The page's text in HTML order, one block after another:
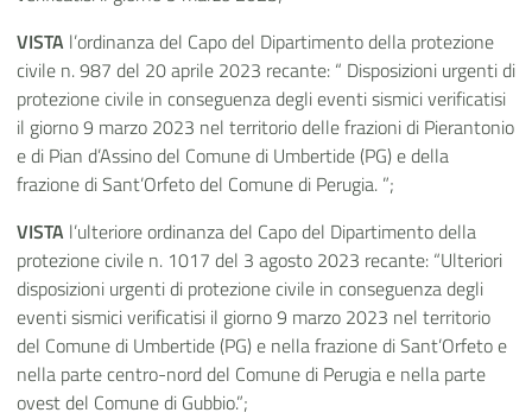
VISTA l’ordinanza del Capo del Dipartimento della protezione
civile n. 987 del 20 aprile 2023 recante: “ Disposizioni urgenti di
protezione civile in conseguenza degli eventi sismici verificatisi
il giorno 9 marzo 2023 nel territorio delle frazioni di Pierantonio
e di Pian d’Assino del Comune di Umbertide (PG) e della
frazione di Sant’Orfeto del Comune di Perugia. ”;
VISTA l’ulteriore ordinanza del Capo del Dipartimento della
protezione civile n. 1017 del 3 agosto 2023 recante: “Ulteriori
disposizioni urgenti di protezione civile in conseguenza degli
eventi sismici verificatisi il giorno 9 marzo 2023 nel territorio
del Comune di Umbertide (PG) e nella frazione di Sant’Orfeto e
nella parte centro-nord del Comune di Perugia e nella parte
ovest del Comune di Gubbio.”;